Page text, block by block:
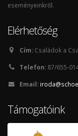
eseményeinkről.
Elérhetőség
Cím: Családok a
Telefon: 87/655-
Email:
Támogatóink